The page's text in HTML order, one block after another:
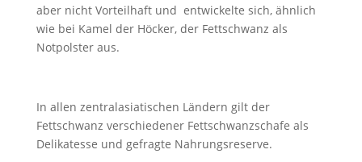
aber nicht Vorteilhaft und entwickelte sich, ähnlich
wie bei Kamel der Höcker, der Fettschwanz als
Notpolster aus.
In allen zentralasiatischen Ländern gilt der
Fettschwanz verschiedener Fettschwanzschafe als
Delikatesse und gefragte Nahrungsreserve.